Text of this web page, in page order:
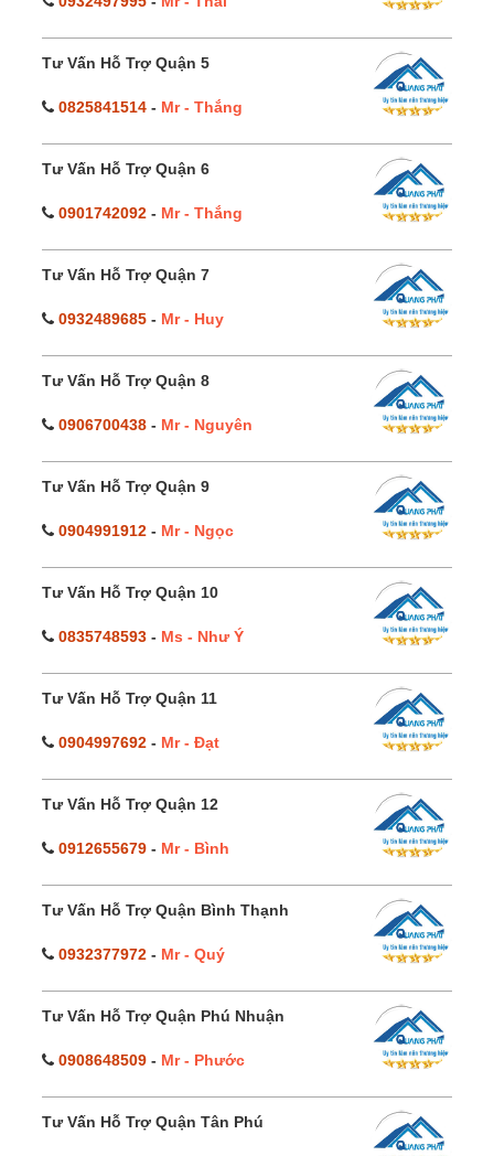
Tư Vấn Hỗ Trợ Quận 5
0825841514 - Mr - Thắng
Tư Vấn Hỗ Trợ Quận 6
0901742092 - Mr - Thắng
Tư Vấn Hỗ Trợ Quận 7
0932489685 - Mr - Huy
Tư Vấn Hỗ Trợ Quận 8
0906700438 - Mr - Nguyên
Tư Vấn Hỗ Trợ Quận 9
0904991912 - Mr - Ngọc
Tư Vấn Hỗ Trợ Quận 10
0835748593 - Ms - Như Ý
Tư Vấn Hỗ Trợ Quận 11
0904997692 - Mr - Đạt
Tư Vấn Hỗ Trợ Quận 12
0912655679 - Mr - Bình
Tư Vấn Hỗ Trợ Quận Bình Thạnh
0932377972 - Mr - Quý
Tư Vấn Hỗ Trợ Quận Phú Nhuận
0908648509 - Mr - Phước
Tư Vấn Hỗ Trợ Quận Tân Phú